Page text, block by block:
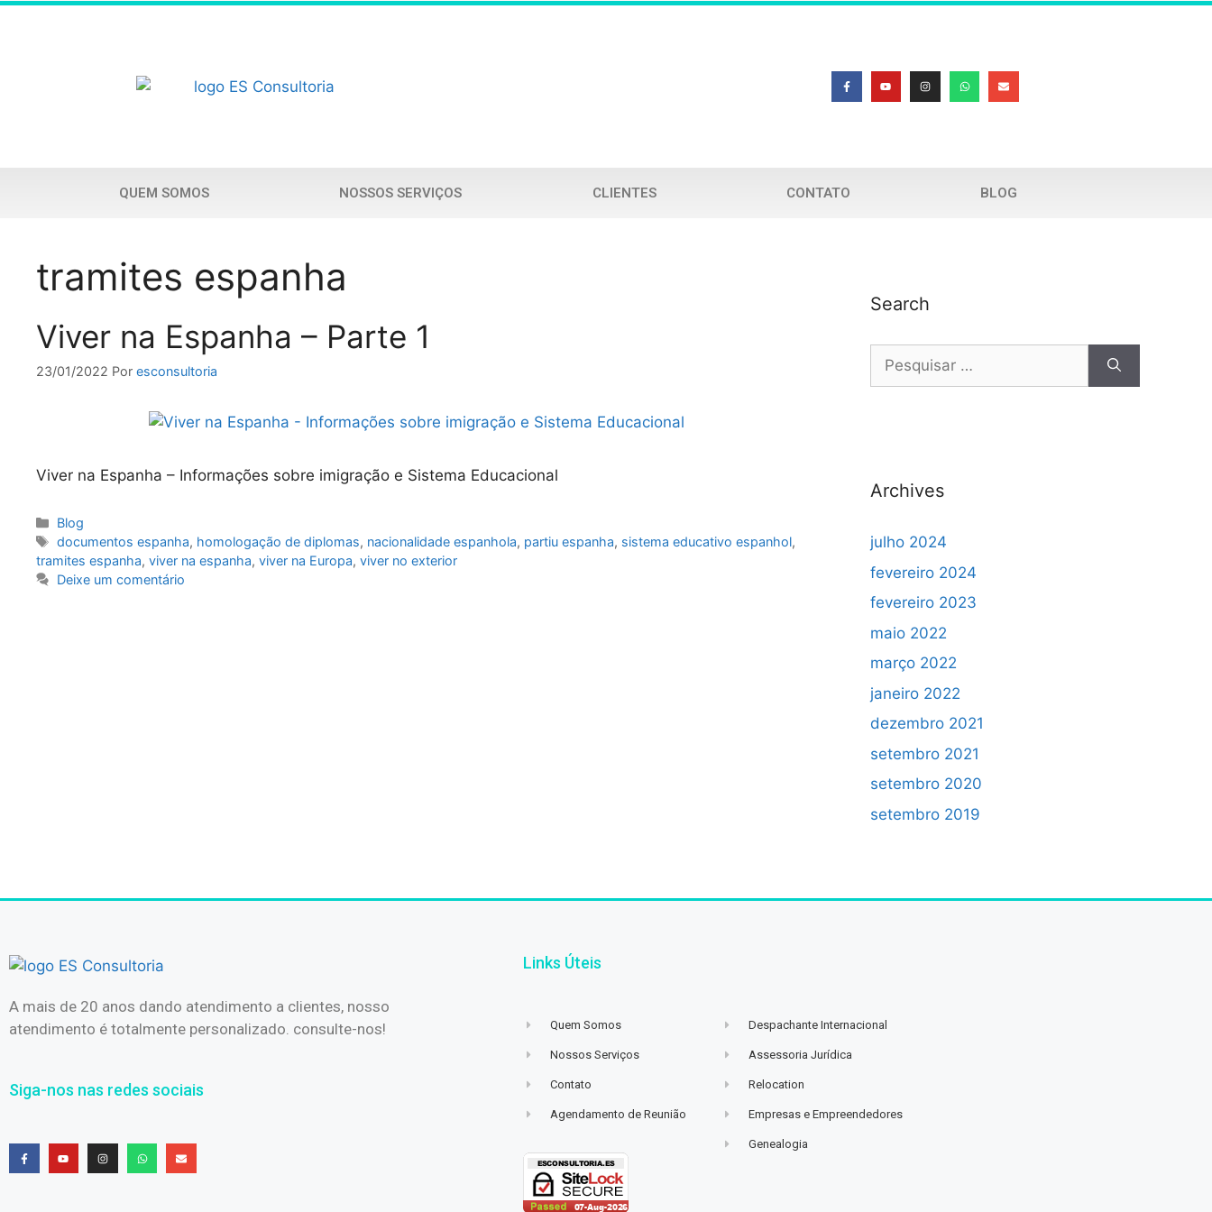
QUEM SOMOS NOSSOS SERVIÇOS CLIENTES CONTATO BLOG
tramites espanha
Viver na Espanha – Parte 1
23/01/2022 Por esconsultoria
Viver na Espanha – Informações sobre imigração e Sistema Educacional
Blog
documentos espanha, homologação de diplomas, nacionalidade espanhola, partiu espanha, sistema educativo espanhol,
tramites espanha, viver na espanha, viver na Europa, viver no exterior
Deixe um comentário
Search
Archives
julho 2024
fevereiro 2024
fevereiro 2023
maio 2022
março 2022
janeiro 2022
dezembro 2021
setembro 2021
setembro 2020
setembro 2019
A mais de 20 anos dando atendimento a clientes, nosso
atendimento é totalmente personalizado. consulte-nos!
Siga-nos nas redes sociais
Links Úteis
Quem Somos
Nossos Serviços
Contato
Agendamento de Reunião
Despachante Internacional
Assessoria Jurídica
Relocation
Empresas e Empreendedores
Genealogia